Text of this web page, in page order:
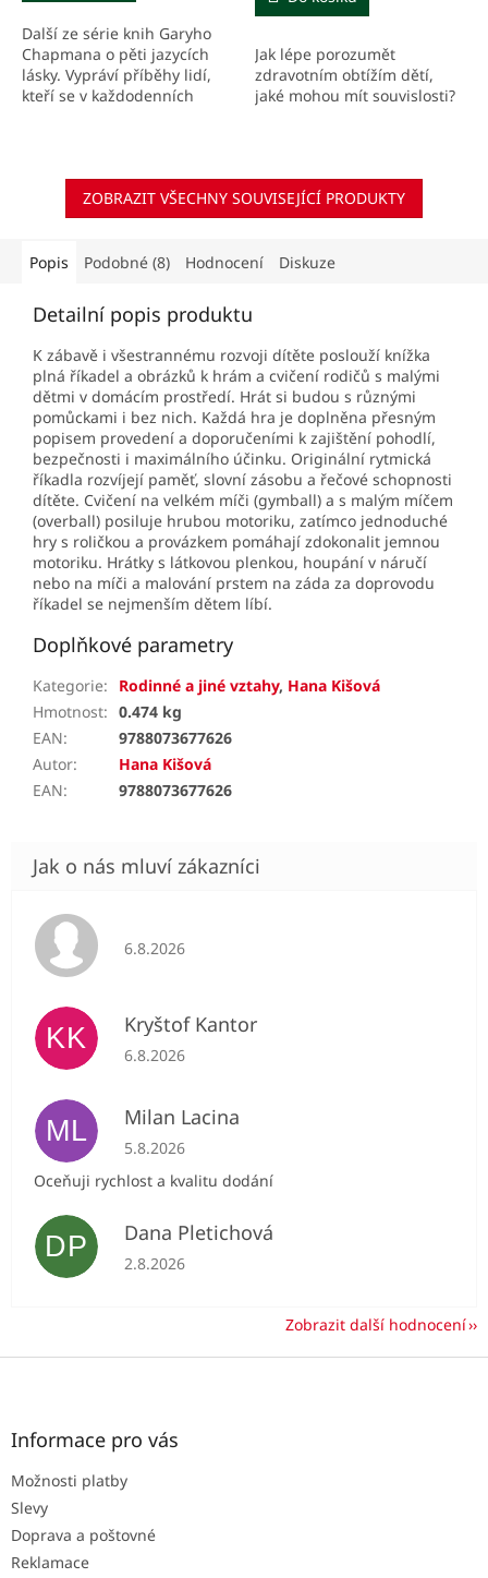
Další ze série knih Garyho
Chapmana o pěti jazycích
lásky. Vypráví příběhy lidí,
kteří se v každodenních
Jak lépe porozumět
zdravotním obtížím dětí,
jaké mohou mít souvislosti?
ZOBRAZIT VŠECHNY SOUVISEJÍCÍ PRODUKTY
Popis Podobné (8) Hodnocení Diskuze
Detailní popis produktu
K zábavě i všestrannému rozvoji dítěte poslouží knížka
plná říkadel a obrázků k hrám a cvičení rodičů s malými
dětmi v domácím prostředí. Hrát si budou s různými
pomůckami i bez nich. Každá hra je doplněna přesným
popisem provedení a doporučeními k zajištění pohodlí,
bezpečnosti i maximálního účinku. Originální rytmická
říkadla rozvíjejí paměť, slovní zásobu a řečové schopnosti
dítěte. Cvičení na velkém míči (gymball) a s malým míčem
(overball) posiluje hrubou motoriku, zatímco jednoduché
hry s roličkou a provázkem pomáhají zdokonalit jemnou
motoriku. Hrátky s látkovou plenkou, houpání v náručí
nebo na míči a malování prstem na záda za doprovodu
říkadel se nejmenším dětem líbí.
Doplňkové parametry
Kategorie: Rodinné a jiné vztahy, Hana Kišová
Hmotnost: 0.474 kg
EAN:
9788073677626
Autor:
Hana Kišová
EAN: 9788073677626
Hodnocení obchodu je 5 z 5 hvězdiček.
6.8.2026
KK Kryštof Kantor
Hodnocení obchodu je 5 z 5 hvězdiček.
6.8.2026
ML Milan Lacina
Hodnocení obchodu je 5 z 5 hvězdiček.
5.8.2026
Oceňuji rychlost a kvalitu dodání
DP Dana Pletichová
Hodnocení obchodu je 5 z 5 hvězdiček.
2.8.2026
Zobrazit další hodnocení
Z
Informace pro vás
Možnosti platby
Slevy
Doprava a poštovné
Reklamace